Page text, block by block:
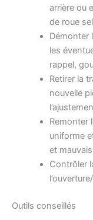
arrière ou
de roue
Démonter
les
rappel,
Retirer la
nouvelle
Remonter
uniforme
et
Contrôler
Outils conseillés